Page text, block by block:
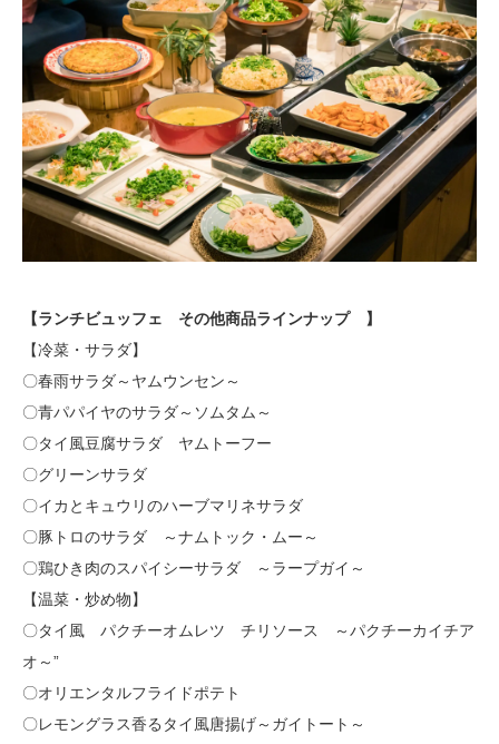
【ランチビュッフェ その他商品ラインナップ 】
【冷菜・サラダ】
〇春雨サラダ～ヤムウンセン～
〇青パパイヤのサラダ～ソムタム～
〇タイ風豆腐サラダ ヤムトーフー
〇グリーンサラダ
〇イカとキュウリのハーブマリネサラダ
〇豚トロのサラダ ～ナムトック・ムー～
〇鶏ひき肉のスパイシーサラダ ～ラープガイ～
【温菜・炒め物】
〇タイ風 パクチーオムレツ チリソース ～パクチーカイチア
オ～”
〇オリエンタルフライドポテト
〇レモングラス香るタイ風唐揚げ～ガイトート～